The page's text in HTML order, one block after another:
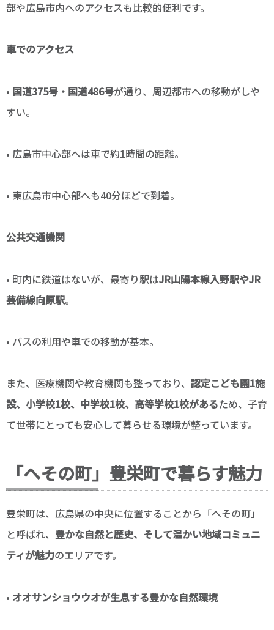
部や広島市内へのアクセスも比較的便利です。
車でのアクセス
• 国道375号・国道486号が通り、周辺都市への移動がしや
すい。
• 広島市中心部へは車で約1時間の距離。
• 東広島市中心部へも40分ほどで到着。
公共交通機関
• 町内に鉄道はないが、最寄り駅はJR山陽本線入野駅やJR
芸備線向原駅。
• バスの利用や車での移動が基本。
また、医療機関や教育機関も整っており、 認定こども園1施
設、小学校1校、中学校1校、高等学校1校があるため、子育
て世帯にとっても安心して暮らせる環境が整っています。
「へその町」豊栄町で暮らす魅力
豊栄町は、広島県の中央に位置することから「へその町」
と呼ばれ、 豊かな自然と歴史、そして温かい地域コミュニ
ティが魅力のエリアです。
• オオサンショウウオが生息する豊かな自然環境